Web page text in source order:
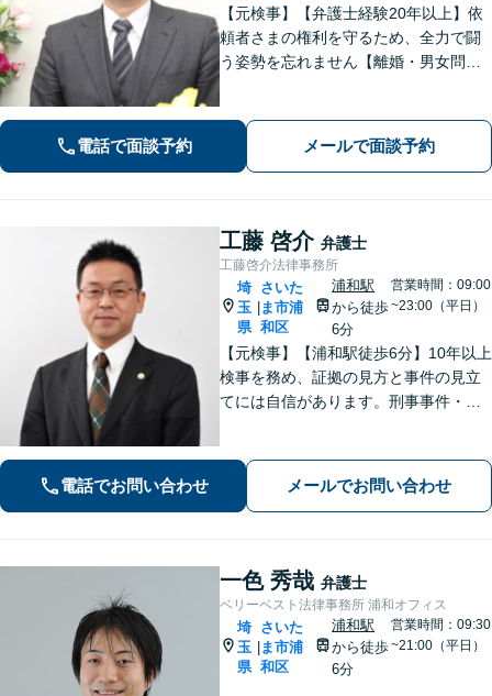
【元検事】【弁護士経験20年以上】依
頼者さまの権利を守るため、全力で闘
う姿勢を忘れません【離婚・男女問
分・遺留分にも積極的に対応【夜間／
休日の相談可能】
電話で面談予約 メールで面談予約
工藤 啓介 弁護士
工藤啓介法律事務所
埼
玉
県
さいた
ま市浦
和区
浦和駅
から徒歩
6分
営業時間：09:00
~23:00（平日）
【元検事】【浦和駅徒歩6分】10年以上
検事を務め、証拠の見方と事件の見立
てには自信があります。刑事事件・離
わせ下さい。
電話でお問い合わせ メールでお問い合わせ
一色 秀哉 弁護士
ベリーベスト法律事務所 浦和オフィス
埼
玉
県
さいた
ま市浦
和区
浦和駅
から徒歩
6分
営業時間：09:30
~21:00（平日）